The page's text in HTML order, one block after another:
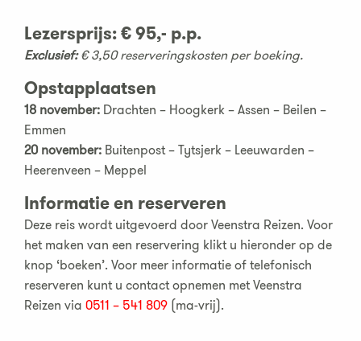
Lezersprijs:€ 95,- p.p.
Exclusief:€ 3,50 reserveringskosten per boeking.
Opstapplaatsen
18 november: Drachten – Hoogkerk – Assen – Beilen –
Emmen
20 november: Buitenpost – Tytsjerk – Leeuwarden –
Heerenveen – Meppel
Informatie en reserveren
Deze reis wordt uitgevoerd door Veenstra Reizen. Voor
het maken van een reservering klikt u hieronder op de
knop ‘boeken’. Voor meer informatie of telefonisch
reserveren kunt u contact opnemen met Veenstra
Reizen via 0511 – 541 809 (ma-vrij).